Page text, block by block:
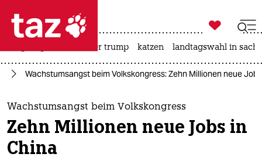
 taz zahl ich
taz zahl ich
themen
politik

taz zahl ich
usa unter trump katzen landtagswahl in
Wachstumsangst beim Volkskongress: Zehn Millionen neue
Wachstumsangst beim Volkskongress
Zehn Millionen neue Jobs in
China